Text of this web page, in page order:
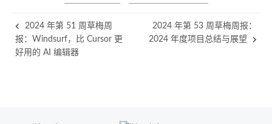
2024 年第 51 周草梅周
报：Windsurf，比 Cursor 更
好用的 AI 编辑器
2024 年第 53 周草梅周报：
2024 年度项目总结与展望